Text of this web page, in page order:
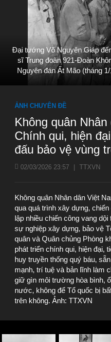
Đại tướng Võ Nguyên Giáp
sĩ Trung đoàn 921-Đoàn
Nguyên đán Ất Mão (tháng
ẢNH CHUYÊN ĐỀ
Không quân
Chính qui, hiện
đấu bảo vệ vùng
02/03/2026 23:57 TTXVN
Không quân Nhân dân Việt
qua quá trình xây dựng,
lập nhiều chiến công vang
sự nghiệp xây dựng, bảo vệ
quân và Quân chủng Phòng
phát triển chính qui, hiện đại,
huy truyền thống quý báu,
mạnh, trí tuệ và bản lĩnh làm
giữ gìn môi trường hòa bình,
nước, không để Tổ quốc bị
trên không. Ảnh: TTXVN